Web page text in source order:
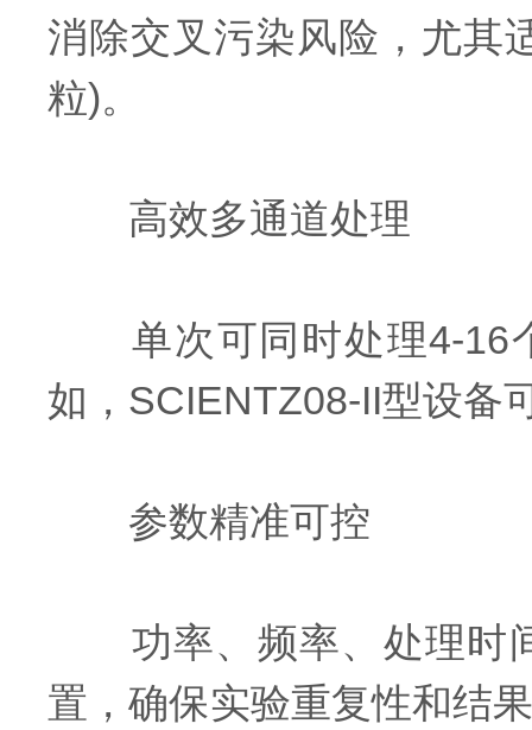
消除交叉污染风险，尤其
粒)。
高效多通道处理
单次可同时处理4-16个
如，SCIENTZ08-II型设备
参数精准可控
功率、频率、处理时间
置，确保实验重复性和结